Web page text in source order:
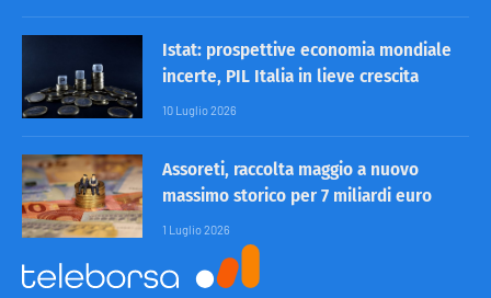
Istat: prospettive economia mondiale
incerte, PIL Italia in lieve crescita
10 Luglio 2026
Assoreti, raccolta maggio a nuovo
massimo storico per 7 miliardi euro
1 Luglio 2026